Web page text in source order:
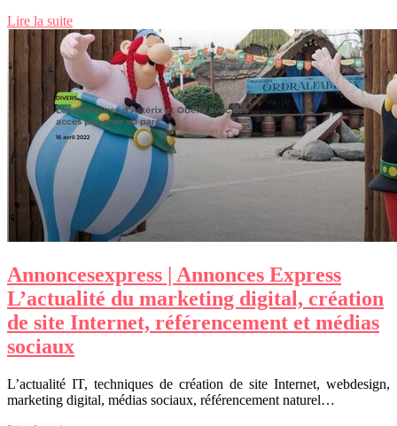
Lire la suite
An­non­ce­sexpress | Annonces Express
L’actualité du marketing digital, création
de site Internet, référen­ce­ment et médias
sociaux
L’actualité IT, techniques de création de site Internet, webdesign,
marketing digital, médias sociaux, référencement naturel…